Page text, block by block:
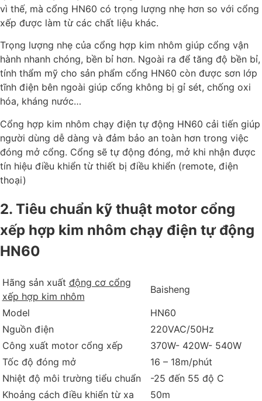
vì thế, mà cổng HN60 có trọng lượng nhẹ hơn so với cổng
xếp được làm từ các chất liệu khác.
Trọng lượng nhẹ của cổng hợp kim nhôm giúp cổng vận
hành nhanh chóng, bền bỉ hơn. Ngoài ra để tăng độ bền bỉ,
tính thẩm mỹ cho sản phẩm cổng HN60 còn được sơn lớp
tĩnh điện bên ngoài giúp cổng không bị gỉ sét, chống oxi
hóa, kháng nước…
Cổng hợp kim nhôm chạy điện tự động HN60 cải tiến giúp
người dùng dễ dàng và đảm bảo an toàn hơn trong việc
đóng mở cổng. Cổng sẽ tự động đóng, mở khi nhận được
tín hiệu điều khiển từ thiết bị điều khiển (remote, điện
thoại)
2. Tiêu chuẩn kỹ thuật motor cổng
xếp hợp kim nhôm chạy điện tự động
HN60
Hãng sản xuất động cơ cổng
xếp hợp kim nhôm
Baisheng
Model
HN60
Nguồn điện
220VAC/50Hz
Công xuất motor cổng xếp
370W- 420W- 540W
Tốc độ đóng mở
16 – 18m/phút
Nhiệt độ môi trường tiểu chuẩn
-25 đến 55 độ C
Khoảng cách điều khiển từ xa
50m